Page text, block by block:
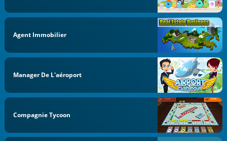
Agent Immobilier
Manager De L'aéroport
Compagnie Tycoon